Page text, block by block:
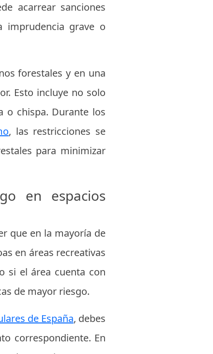
acarrear sanciones
imprudencia grave o
forestales y en una
Esto incluye no solo
o chispa. Durante los
, las restricciones se
para minimizar
en espacios
que en la mayoría de
en áreas recreativas
si el área cuenta con
de mayor riesgo.
de España, debes
correspondiente. En